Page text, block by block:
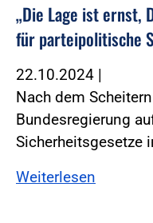
„Die Lage ist ernst,
für parteipolitische
22.10.2024 |
Nach dem
Bundesregierung
Sicherheitsgesetze
Weiterlesen